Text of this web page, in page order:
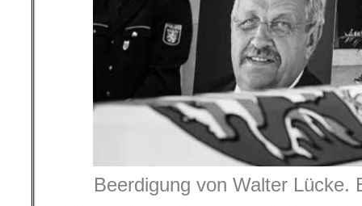
Beerdigung von Walter Lücke.